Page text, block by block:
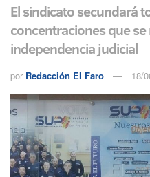
El sindicato secundará
concentraciones que
independencia judicial
por Redacción El Faro 18/